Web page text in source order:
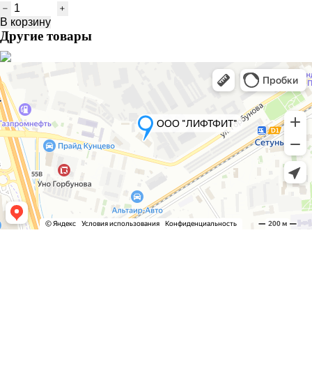
Количество
товара
Антистатическая
щетка
эскалатора
В корзину
Другие товары